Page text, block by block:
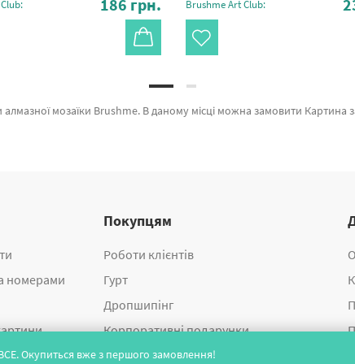
186 грн. Brushme Art Club:
Окупиться вже з першого замовлення!
підходом. Весь асортимент категорії «Картини за номерами» зроблено з любов'ю. Грушева насолода © Anna Kulyk, Півонії в подарунок © Alla Berezovska и Володарка тиші © Polina Skurykhina а также професійних розробників для вас за
номерами
Покупцям
Роботи клієнтів
Гурт
Дропшипінг
Корпоративні подарунки